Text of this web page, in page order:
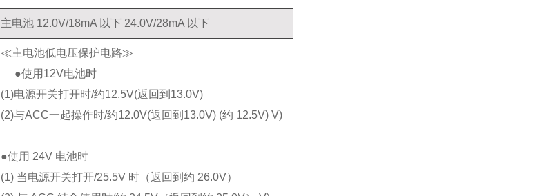
主电池 12.0V/18mA 以下 24.0V/28mA 以下
≪主电池低电压保护电路≫
●使用12V电池时
(1)电源开关打开时/约12.5V(返回到13.0V)
(2)与ACC一起操作时/约12.0V(返回到13.0V) (约 12.5V) V)
●使用 24V 电池时
(1) 当电源开关打开/25.5V 时（返回到约 26.0V）